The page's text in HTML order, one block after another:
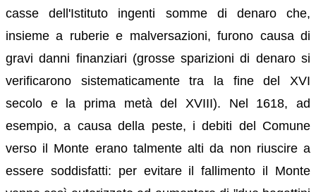
casse dell'Istituto ingenti somme di denaro che,
insieme a ruberie e malversazioni, furono causa di
gravi danni finanziari (grosse sparizioni di denaro si
verificarono sistematicamente tra la fine del XVI
secolo e la prima metà del XVIII). Nel 1618, ad
esempio, a causa della peste, i debiti del Comune
verso il Monte erano talmente alti da non riuscire a
essere soddisfatti: per evitare il fallimento il Monte